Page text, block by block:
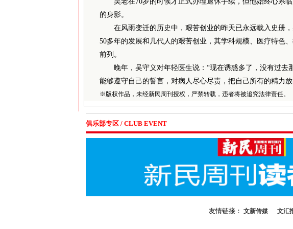
的身影。
在风雨变迁的历史中，艰苦创业的昨天已永远载入史册，
50多年的发展和几代人的艰苦创业，其学科规模、医疗特色
前列。
晚年，吴守义对年轻医生说：“现在诱惑多了，没有过去
能够遵守自己的誓言，对病人尽心尽责，把自己所有的精力
※版权作品，未经新民周刊授权，严禁转载，违者将被追究法律责任。
俱乐部专区 / CLUB EVENT
友情链接： 文新传媒 文汇